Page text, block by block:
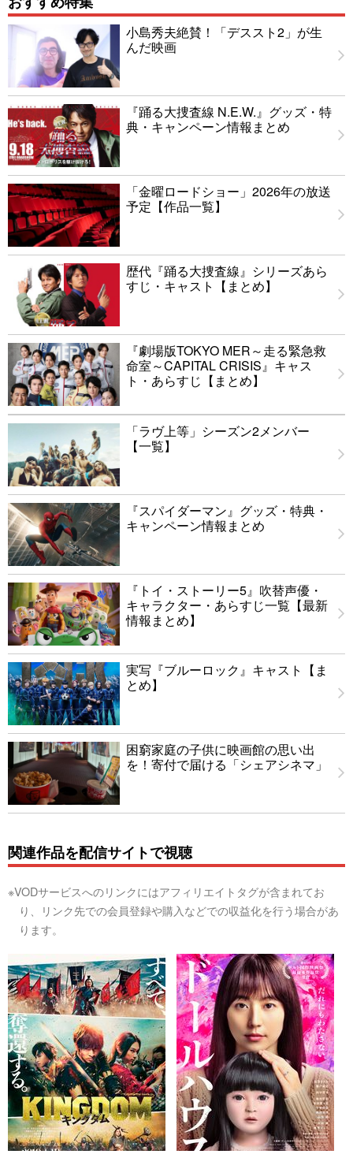
小島秀夫絶賛！「デススト2」が生
んだ映画
『踊る大捜査線 N.E.W.』グッズ・特
典・キャンペーン情報まとめ
「金曜ロードショー」2026年の放送
予定【作品一覧】
歴代『踊る大捜査線』シリーズあら
すじ・キャスト【まとめ】
『劇場版TOKYO MER～走る緊急救
命室～CAPITAL CRISIS』キャス
ト・あらすじ【まとめ】
「ラヴ上等」シーズン2メンバー
【一覧】
『スパイダーマン』グッズ・特典・
キャンペーン情報まとめ
『トイ・ストーリー5』吹替声優・
キャラクター・あらすじ一覧【最新
情報まとめ】
実写『ブルーロック』キャスト【ま
とめ】
困窮家庭の子供に映画館の思い出
を！寄付で届ける「シェアシネマ」
関連作品を配信サイトで視聴
※VODサービスへのリンクにはアフィリエイトタグが含まれてお
り、リンク先での会員登録や購入などでの収益化を行う場合があ
ります。